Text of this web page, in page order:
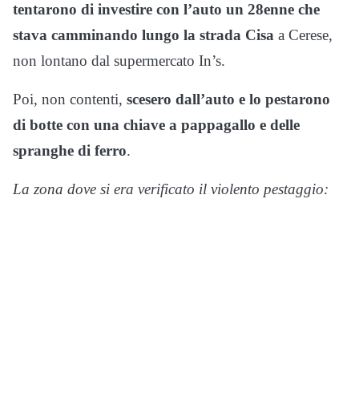
tentarono di investire con l’auto un 28enne che
stava camminando lungo la strada Cisa a Cerese,
non lontano dal supermercato In’s.
Poi, non contenti, scesero dall’auto e lo pestarono
di botte con una chiave a pappagallo e delle
spranghe di ferro.
La zona dove si era verificato il violento pestaggio: